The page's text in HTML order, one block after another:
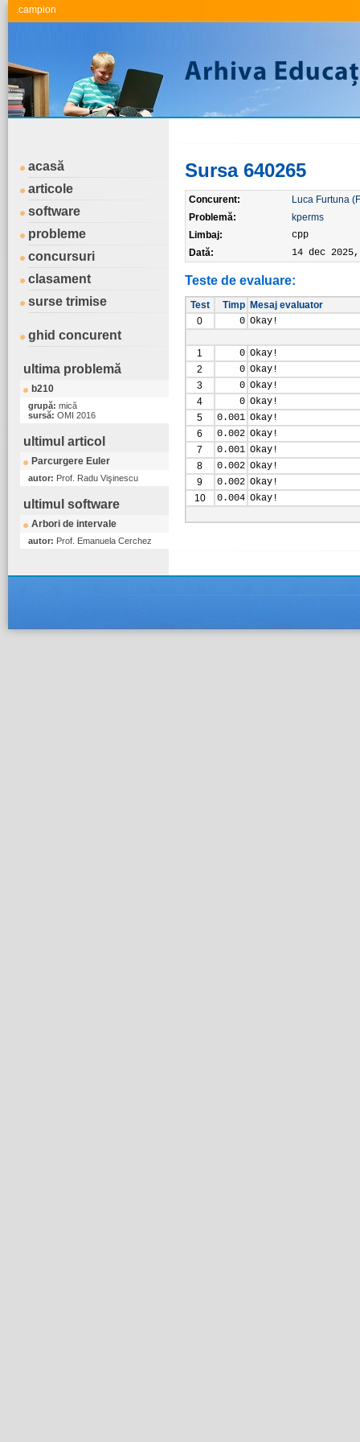
.campion
acasă
articole
software
probleme
concursuri
clasament
surse trimise
ghid concurent
ultima problemă
b210
grupă: mică
sursă: OMI 2016
ultimul articol
Parcurgere Euler
autor: Prof. Radu Vişinescu
ultimul software
Arbori de intervale
autor: Prof. Emanuela Cerchez
Sursa 640265
Concurent:
Luca Furtuna
Problemă:
kperms
Limbaj:
cpp
Dată:
14 dec
Teste de evaluare:
Test Timp Mesaj evaluator
0
0 Okay!
1 0 Okay!
2
0 Okay!
3
0 Okay!
4
0 Okay!
5
0.001 Okay!
6
0.002 Okay!
7
0.001 Okay!
8
0.002 Okay!
9
0.002 Okay!
10
0.004 Okay!